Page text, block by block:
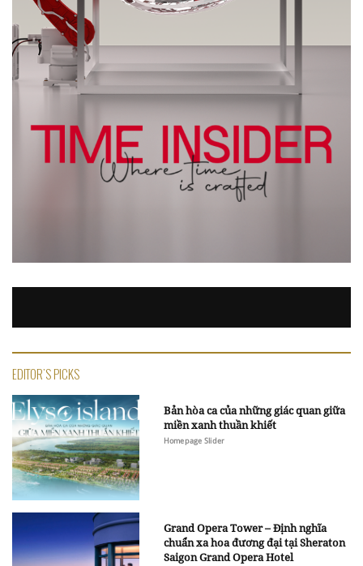
EDITOR'S PICKS
Bản hòa ca của những giác quan giữa
miền xanh thuần khiết
Homepage Slider
Grand Opera Tower – Định nghĩa
chuẩn xa hoa đương đại tại Sheraton
Saigon Grand Opera Hotel